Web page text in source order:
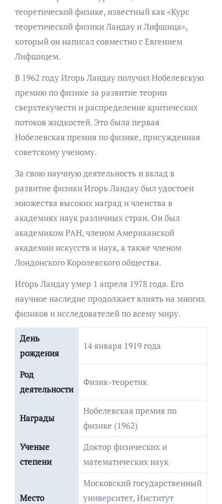
теоретической физике, известный как «Курс
теоретической физики Ландау и Лифшица»,
который он написал совместно с Евгением
Лифшицем.
В 1962 году Игорь Ландау получил Нобелевскую
премию по физике за развитие теории
сверхтекучести и распределение критических
потоков жидкостей. Это была первая
Нобелевская премия по физике, присужденная
советскому ученому.
За свою научную деятельность и вклад в
развитие физики Игорь Ландау был удостоен
множества высоких наград и членства в
академиях наук различных стран. Он был
академиком РАН, членом Американской
академии искусств и наук, а также членом
Лондонского Королевского общества.
Игорь Ландау умер 1 апреля 1978 года. Его
научное наследие продолжает влиять на многих
физиков и исследователей по всему миру.
День
рождения
14 января 1919 года
Род
деятельности
Физик-теоретик
Награды
Нобелевская премия по
физике (1962)
Ученые
степени
Доктор физических и
математических наук
Место
Московский государственный
университет, Институт